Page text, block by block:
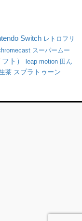
Switch レトロフリ
スーパームー
ト） leap motion 田ん
茶 スプラトゥーン